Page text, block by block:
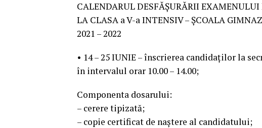
CALENDARUL DESFĂȘURĂRII
LA CLASA a V-a INTENSIV – ȘCOALA
2021 – 2022
• 14 – 25 IUNIE – înscrierea candidaților la
în intervalul orar 10.00 – 14.00;
Componenta dosarului:
– cerere tipizată;
– copie certificat de naștere al candidatului;